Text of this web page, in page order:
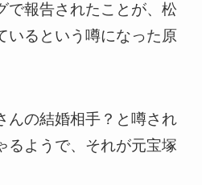
で報告されたことが、松
いるという噂になった原
んの結婚相手？と噂され
るようで、それが元宝塚